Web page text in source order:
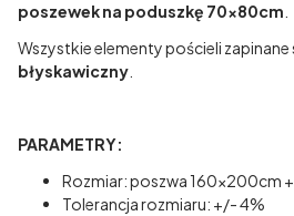
poszewek na poduszkę 70x80cm
Wszystkie elementy pościeli zapinane
błyskawiczny
PARAMETRY:
Rozmiar: poszwa 160x200cm
Tolerancja rozmiaru: +/- 4%